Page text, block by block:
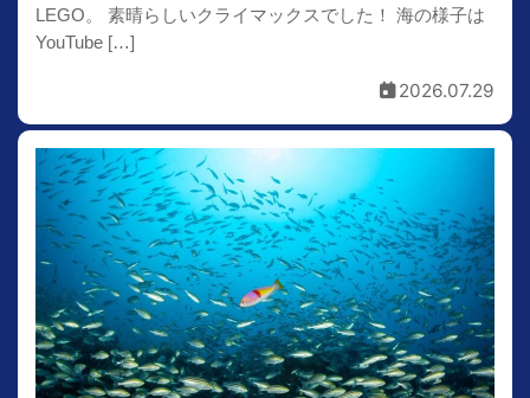
LEGO。 素晴らしいクライマックスでした！ 海の様子は
YouTube […]
2026.07.29